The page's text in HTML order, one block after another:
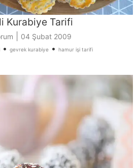
Kurabiye Tarifi
04 Şubat 2009
• gevrek kurabiye • hamur işi tarifi